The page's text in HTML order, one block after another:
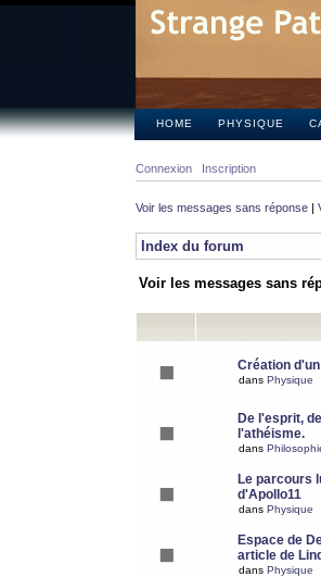
HOME PHYSIQUE
Connexion Inscription
Voir les messages sans réponse |
Index du forum
Voir les messages sans
Création
dans Physique
De l'esprit,
l'athéisme.
dans
Le parcours
d'Apollo11
dans Physique
Espace de
article de
dans Physique